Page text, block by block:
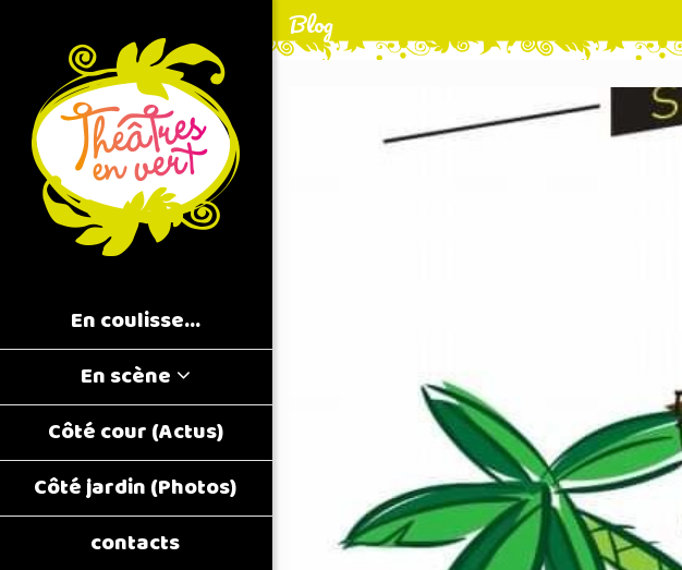
En coulisse…
En scène
Côté cour (Actus)
Côté jardin (Photos)
contacts
Blog